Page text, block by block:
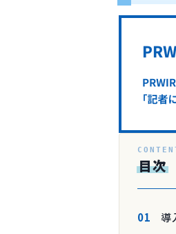
目次
導